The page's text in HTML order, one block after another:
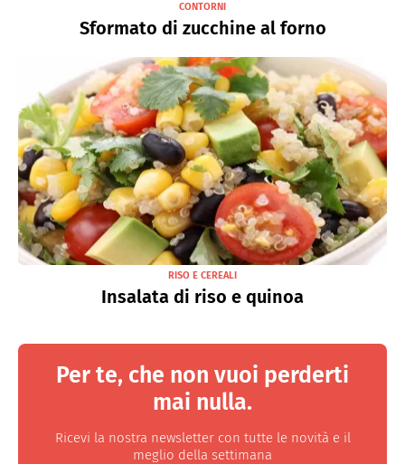
CONTORNI
Sformato di zucchine al forno
RISO E CEREALI
Insalata di riso e quinoa
Per te, che non vuoi perderti
mai nulla.
Ricevi la nostra newsletter con tutte le novità e il
meglio della settimana